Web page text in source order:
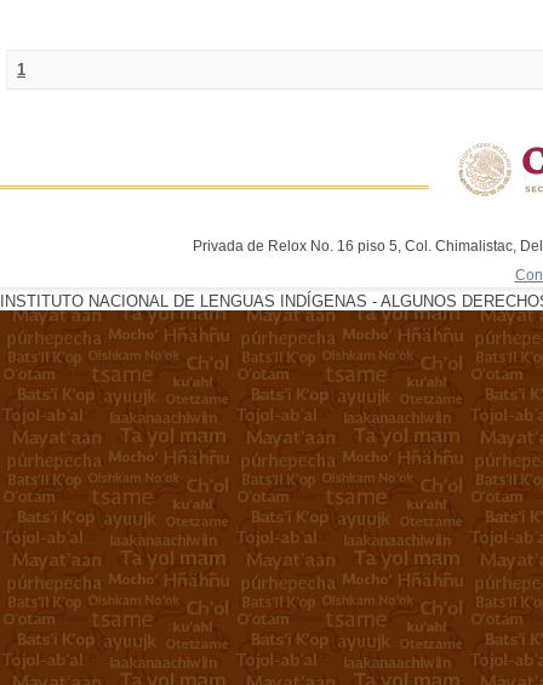
1
Privada de Relox No. 16 piso 5, Col. Chimalistac,
INSTITUTO NACIONAL DE LENGUAS INDÍGENAS - ALGUNOS